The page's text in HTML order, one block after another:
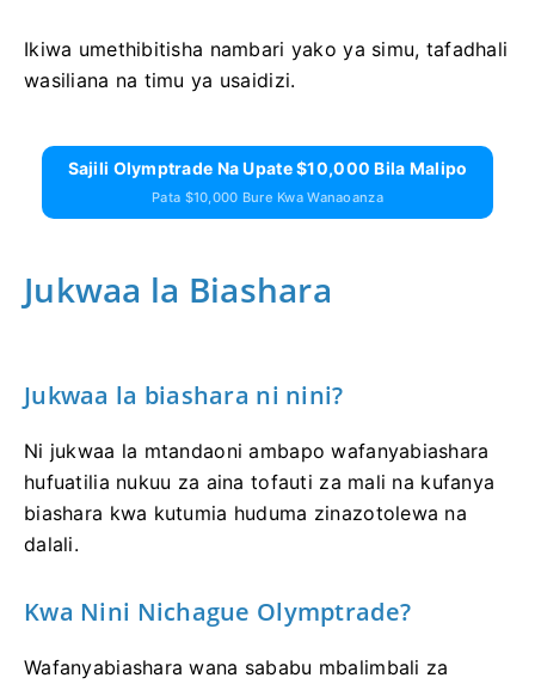
Ikiwa umethibitisha nambari yako ya simu, tafadhali
wasiliana na timu ya usaidizi.
Sajili Olymptrade Na Upate $10,000 Bila Malipo
Pata $10,000 Bure Kwa Wanaoanza
Jukwaa la Biashara
Jukwaa la biashara ni nini?
Ni jukwaa la mtandaoni ambapo wafanyabiashara
hufuatilia nukuu za aina tofauti za mali na kufanya
biashara kwa kutumia huduma zinazotolewa na
dalali.
Kwa Nini Nichague Olymptrade?
Wafanyabiashara wana sababu mbalimbali za